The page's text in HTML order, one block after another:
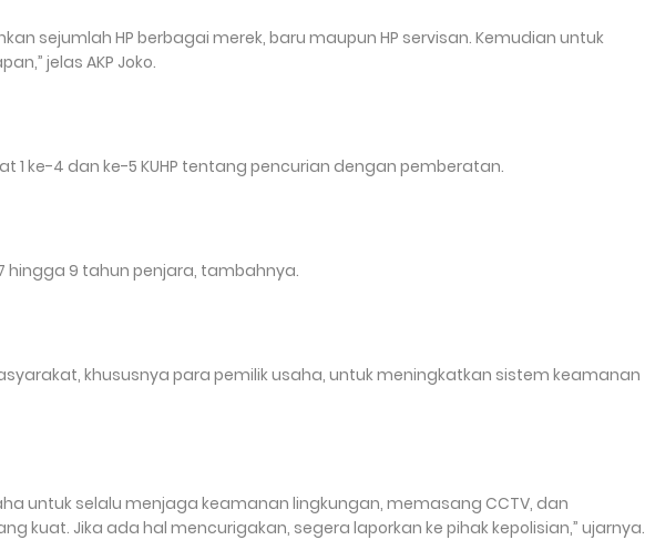
sejumlah HP berbagai merek, baru maupun HP servisan. Kemudian untuk
jelas AKP Joko.
1 ke-4 dan ke-5 KUHP tentang pencurian dengan pemberatan.
9 tahun penjara, tambahnya.
khususnya para pemilik usaha, untuk meningkatkan sistem keamanan
untuk selalu menjaga keamanan lingkungan, memasang CCTV, dan
kuat. Jika ada hal mencurigakan, segera laporkan ke pihak kepolisian,” ujarnya.